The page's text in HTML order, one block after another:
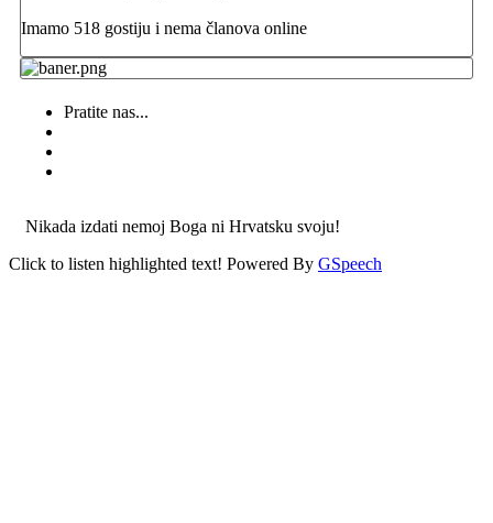
Imamo 518 gostiju i nema članova online
Pratite nas...
Nikada izdati nemoj Boga ni Hrvatsku svoju!
Click to listen highlighted text! Powered By GSpeech